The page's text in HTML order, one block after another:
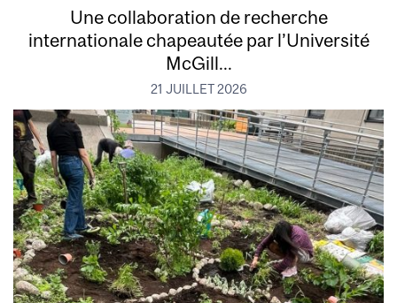
Une collaboration de recherche
internationale chapeautée par l’Université
McGill...
21 JUILLET 2026